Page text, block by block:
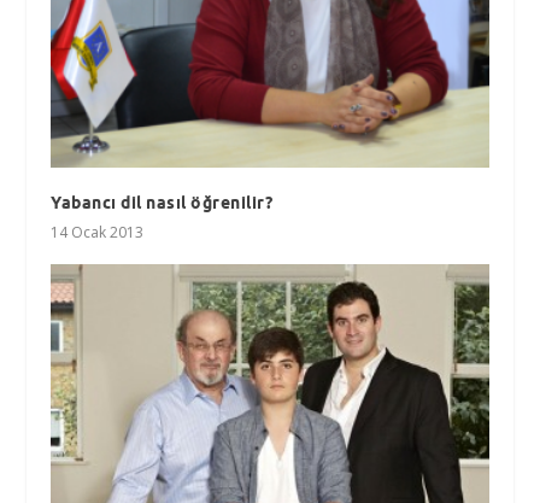
Yabancı dil nasıl öğrenilir?
14 Ocak 2013